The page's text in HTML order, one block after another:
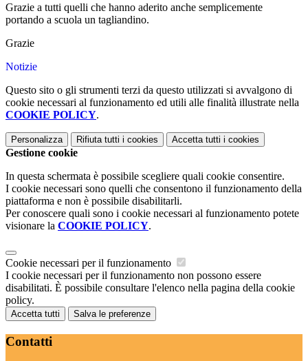
Grazie a tutti quelli che hanno aderito anche semplicemente
portando a scuola un tagliandino.
Grazie
Notizie
Questo sito o gli strumenti terzi da questo utilizzati si avvalgono di
cookie necessari al funzionamento ed utili alle finalità illustrate nella
COOKIE POLICY.
Personalizza Rifiuta tutti i cookies Accetta tutti i cookies
Gestione cookie
In questa schermata è possibile scegliere quali cookie consentire.
I cookie necessari sono quelli che consentono il funzionamento della
piattaforma e non è possibile disabilitarli.
Per conoscere quali sono i cookie necessari al funzionamento potete
visionare la COOKIE POLICY.
Cookie necessari per il funzionamento
I cookie necessari per il funzionamento non possono essere
disabilitati. È possibile consultare l'elenco nella pagina della cookie
policy.
Accetta tutti Salva le preferenze
Contatti